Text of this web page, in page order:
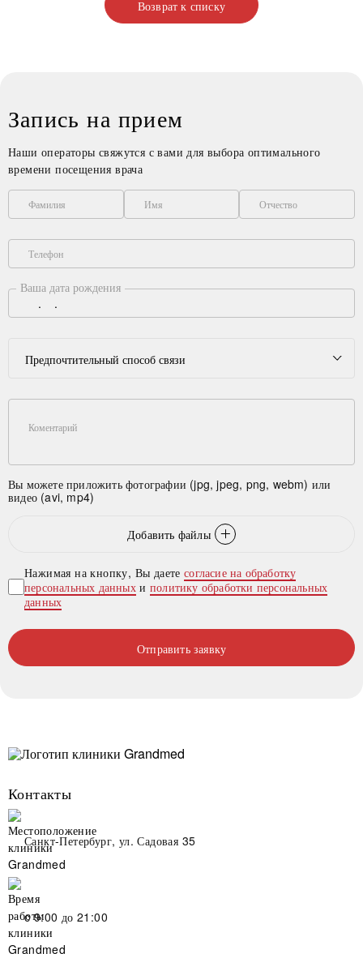
Возврат к списку
Запись на прием
Наши операторы свяжутся с вами для выбора оптимального
времени посещения врача
Фамилия Имя Отчество
Телефон
Ваша дата рождения
Предпочтительный способ связи
Коментарий
Вы можете приложить фотографии (jpg, jpeg, png, webm) или
видео (avi, mp4)
Добавить файлы
Нажимая на кнопку, Вы даетесогласие на обработку
персональных данныхиполитику обработки персональных
данных
Отправить заявку
Контакты
Санкт-Петербург, ул. Садовая 35
c 9:00 до 21:00